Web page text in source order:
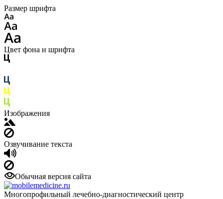
Размер шрифта
Цвет фона и шрифта
Изображения
Озвучивание текста
Обычная версия сайта
Многопрофильный лечебно-диагностический центр